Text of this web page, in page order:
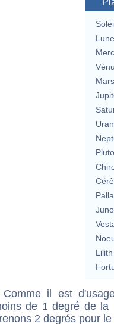
Lune
Mars
Lilith
il est
de 1 degré de la
2 degrés pour